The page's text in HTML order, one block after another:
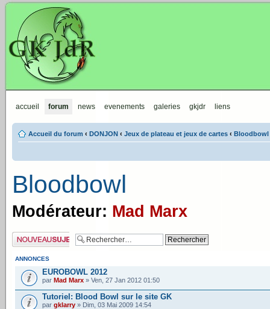
accueil forum news evenements galeries gkjdr liens
Accueil du forum ‹ DONJON ‹ Jeux de plateau et jeux de cartes ‹ Bloodbowl
Bloodbowl
Modérateur: Mad Marx
Publier un nouveau
sujet
ANNONCES
EUROBOWL 2012
par Mad Marx » Ven, 27 Jan 2012 01:50
Tutoriel: Blood Bowl sur le site GK
par gklarry » Dim, 03 Mai 2009 14:54